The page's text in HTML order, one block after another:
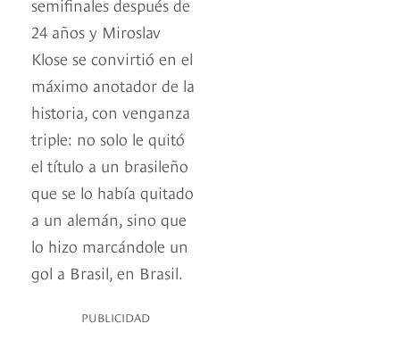
24 años y Miroslav
Klose se convirtió en el
máximo anotador de la
historia, con venganza
triple: no solo le quitó
el título a un brasileño
que se lo había quitado
a un alemán, sino que
lo hizo marcándole un
gol a Brasil, en Brasil.
PUBLICIDAD